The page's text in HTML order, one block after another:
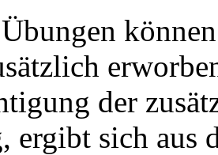
der
ergibt sich aus